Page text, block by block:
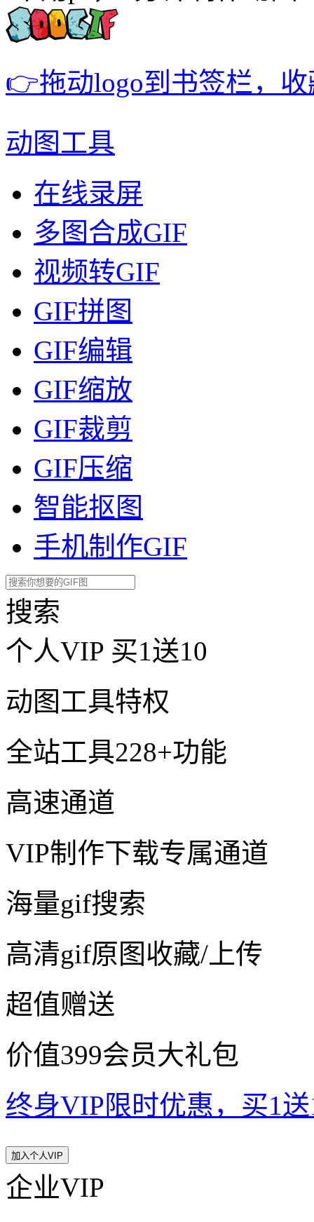
👉拖动logo到书签栏，
动图工具
在线录屏
多图合成GIF
视频转GIF
GIF拼图
GIF编辑
GIF缩放
GIF裁剪
GIF压缩
智能抠图
手机制作GIF
搜索
个人VIP 买1送10
动图工具特权
全站工具228+功能
高速通道
VIP制作下载专属通道
海量gif搜索
高清gif原图收藏/上传
超值赠送
价值399会员大礼包
终身VIP限时优惠，买1
加入个人VIP
企业VIP